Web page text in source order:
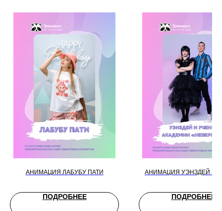
АНИМАЦИЯ ЛАБУБУ ПАТИ
ПОДРОБНЕЕ
АНИМАЦИЯ УЭНЗДЕЙ И
ПОДРОБНЕЕ